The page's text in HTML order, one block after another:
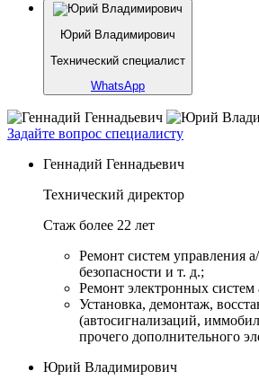
Юрий Владимирович
Технический специалист
WhatsApp
Задайте вопрос специалисту
Геннадий Геннадьевич
Технический директор
Стаж более 22 лет
Ремонт систем управления
безопасности и т. д.;
Ремонт электронных систем
Установка, демонтаж,
(автосигнализаций,
прочего дополнительного
Юрий Владимирович